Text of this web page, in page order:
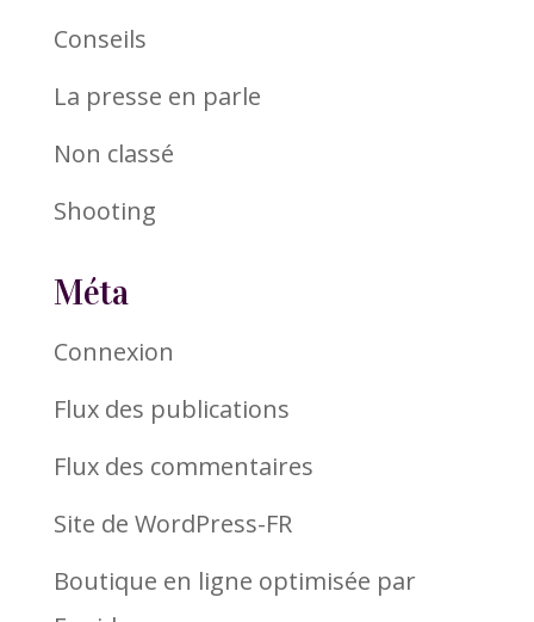
Conseils
La presse en parle
Non classé
Shooting
Méta
Connexion
Flux des publications
Flux des commentaires
Site de WordPress-FR
Boutique en ligne optimisée par